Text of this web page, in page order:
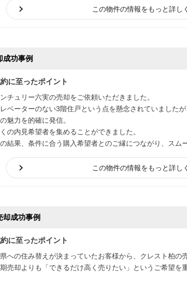
この物件の情報をもっと詳し
成功事例
に至ったポイント
チュリー六実の売却をご依頼いただきました。
ベーターのない3階住戸という点を懸念されていました
魅力を的確に発信。
の内見希望者を集めることができました。
結果、条件に合う購入希望者とのご縁につながり、スム
この物件の情報をもっと詳し
成功事例
に至ったポイント
への住み替えが決まっていたお客様から、クレスト柏の
売却よりも「できるだけ高く売りたい」というご希望を